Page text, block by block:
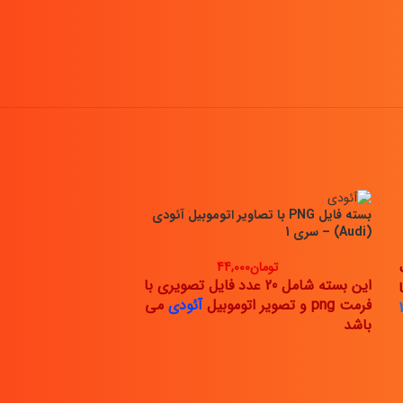
بسته فایل PNG با تصاویر اتوموبیل آئودی
(Audi) – سری 1
تومان44,000
این بسته شامل 20 عدد فایل تصویری با
فرمت png و تصویر اتوموبیل
آئودی می
باشد